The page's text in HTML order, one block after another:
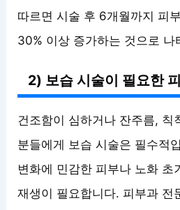
따르면 시술 후 6개월까지 피
30% 이상 증가하는 것으로 나
2) 보습 시술이 필요한
건조함이 심하거나 잔주름, 칙
분들에게 보습 시술은 필수적
변화에 민감한 피부나 노화 초
재생이 필요합니다. 피부과 전